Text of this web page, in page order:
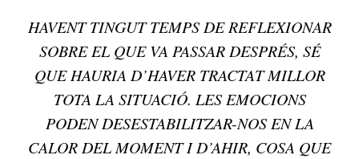
HAVENT TINGUT TEMPS DE REFLEXIONAR
SOBRE EL QUE VA PASSAR DESPRÉS, SÉ
QUE HAURIA D’HAVER TRACTAT MILLOR
TOTA LA SITUACIÓ. LES EMOCIONS
PODEN DESESTABILITZAR-NOS EN LA
CALOR DEL MOMENT I D’AHIR, COSA QUE